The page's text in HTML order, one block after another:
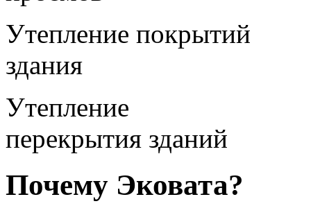
Утепление покрытий
здания
Утепление
перекрытия зданий
Почему Эковата?